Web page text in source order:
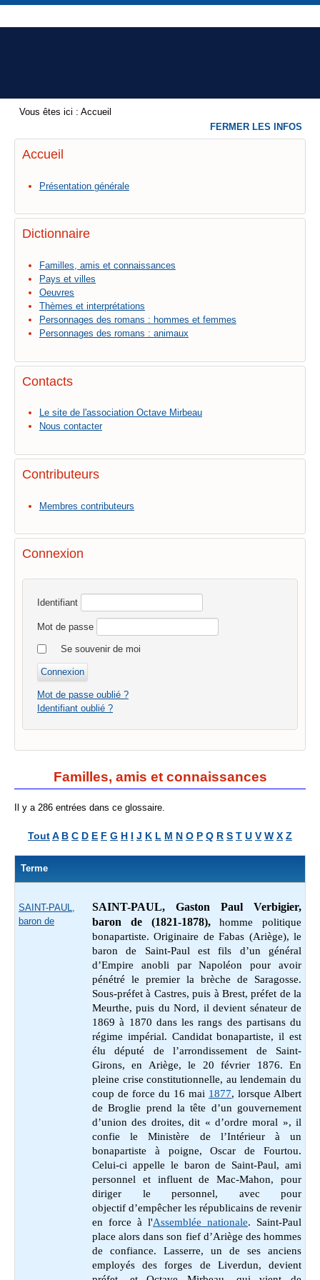
Vous êtes ici : Accueil
Accueil
Présentation générale
Dictionnaire
Familles, amis et connaissances
Pays et villes
Oeuvres
Thèmes et interprétations
Personnages des romans : hommes et femmes
Personnages des romans : animaux
Contacts
Le site de l'association Octave Mirbeau
Nous contacter
Contributeurs
Membres contributeurs
Connexion
Identifiant
Mot de passe
Se souvenir de moi
Mot de passe oublié ?
Identifiant oublié ?
Familles, amis et connaissances
Il y a 286 entrées dans ce glossaire.
ToutA B C D E F G H I J K L M N O P Q R S T U V W X Z
Terme
SAINT-PAUL,
baron de
SAINT-PAUL, Gaston Paul Verbigier,
baron de (1821-1878),
homme politique
bonapartiste. Originaire de Fabas (Ariège), le
baron de Saint-Paul est fils d’un général
d’Empire anobli par Napoléon pour avoir
pénétré le premier la brèche de Saragosse.
Sous-préfet à Castres, puis à Brest, préfet de la
Meurthe, puis du Nord, il devient sénateur de
1869 à 1870 dans les rangs des partisans du
régime impérial. Candidat bonapartiste, il est
élu député de l’arrondissement de Saint-
Girons, en Ariège, le 20 février 1876. En
pleine crise constitutionnelle, au lendemain du
coup de force du 16 mai 1877, lorsque Albert
de Broglie prend la tête d’un gouvernement
d’union des droites, dit « d’ordre moral », il
confie le Ministère de l’Intérieur à un
bonapartiste à poigne, Oscar de Fourtou.
Celui-ci appelle le baron de Saint-Paul, ami
personnel et influent de Mac-Mahon, pour
diriger le personnel, avec pour
objectif d’empêcher les républicains de revenir
en force à l'Assemblée nationale. Saint-Paul
place alors dans son fief d’Ariège des hommes
de confiance. Lasserre, un de ses anciens
employés des forges de Liverdun, devient
FERMER LES INFOS